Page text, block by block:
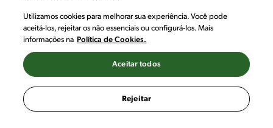
Utilizamos cookies para melhorar sua experiência. Você pode
aceitá-los, rejeitar os não essenciais ou configurá-los. Mais
informações na Política de Cookies.
Rejeitar
Aceitar todos